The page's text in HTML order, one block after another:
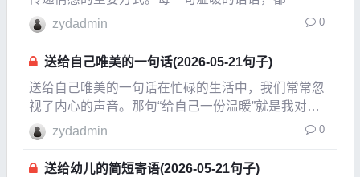
zydadmin
0
送给自己唯美的一句话(2026-05-21句子)
送给自己唯美的一句话在忙碌的生活中，我们常常忽
视了内心的声音。那句“给自己一份温暖”就是我对自
己的期许，提醒自己在每一天的喧嚣中，不忘停下脚
步，倾听内心深处的感受。追寻内心的声音每当夜幕
降临，星星在天际闪烁，我总会反思这一天的经历。
zydadmin 0
送给幼儿的简短寄语(2026-05-21句子)